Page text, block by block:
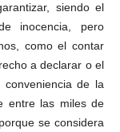
siendo el
inocencia, pero
como el contar
a declarar o el
de la
entre las miles de
se considera